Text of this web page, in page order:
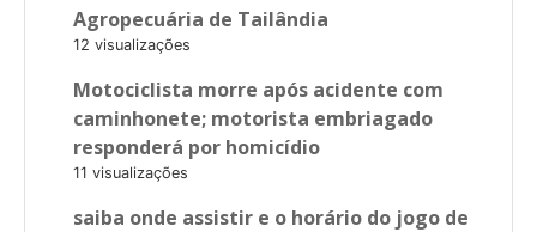
Agropecuária de Tailândia
12 visualizações
Motociclista morre após acidente com
caminhonete; motorista embriagado
responderá por homicídio
11 visualizações
saiba onde assistir e o horário do jogo de